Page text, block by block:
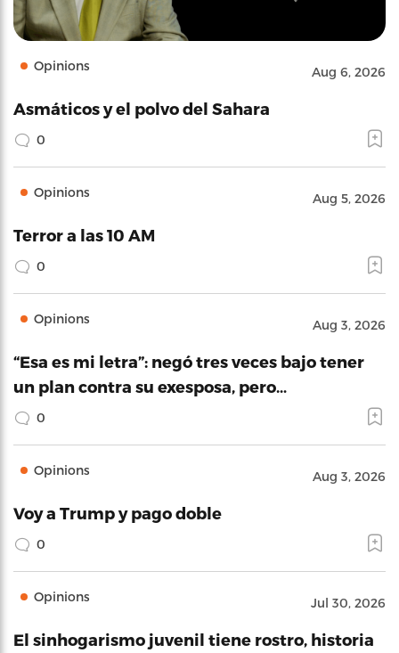
Opinions Aug 6, 2026
Asmáticos y el polvo del Sahara
0
Opinions Aug 5, 2026
Terror a las 10 AM
0
Opinions Aug 3, 2026
“Esa es mi letra”: negó tres veces bajo tener
un plan contra su exesposa, pero…
0
Opinions Aug 3, 2026
Voy a Trump y pago doble
0
Opinions Jul 30, 2026
El sinhogarismo juvenil tiene rostro, historia